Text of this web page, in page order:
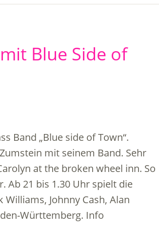
Blue Side of
Band „Blue side of Town“.
mit seinem Band. Sehr
at the broken wheel inn. So
Ab 21 bis 1.30 Uhr spielt die
Johnny Cash, Alan
Württemberg. Info